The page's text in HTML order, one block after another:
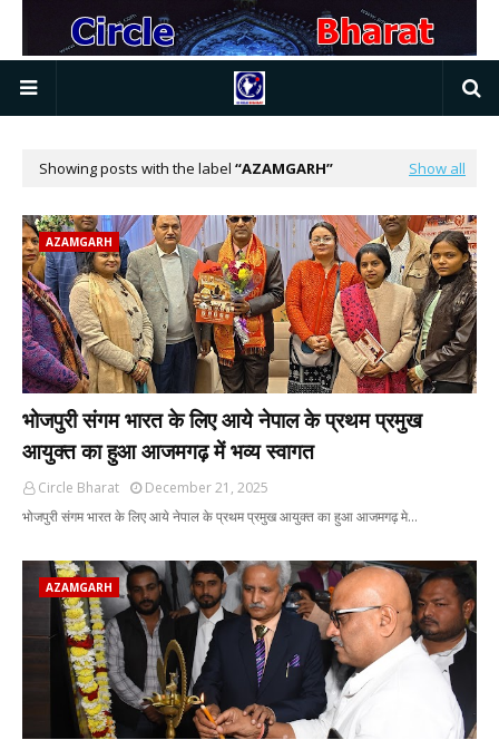
Showing posts with the label AZAMGARH Show all
AZAMGARH
भोजपुरी संगम भारत के लिए आये नेपाल के प्रथम प्रमुख
आयुक्त का हुआ आजमगढ़ में भव्य स्वागत
Circle Bharat
December 21, 2025
भोजपुरी संगम भारत के लिए आये नेपाल के प्रथम प्रमुख आयुक्त का हुआ आजमगढ़ मे…
AZAMGARH